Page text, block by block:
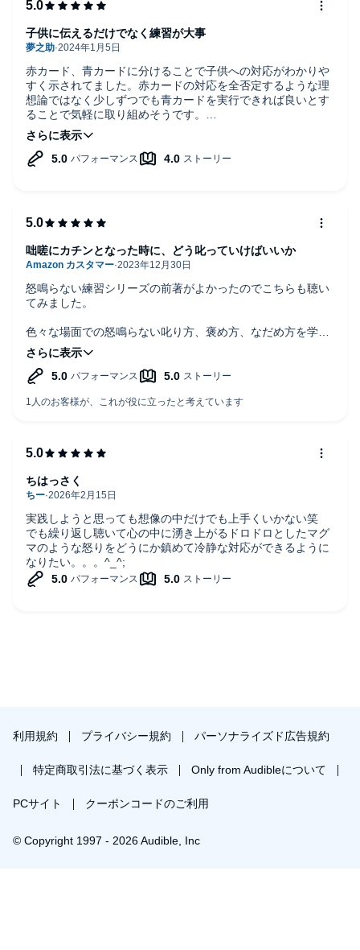
（「はじめに」より）
共感の声、続々！
・たくさんの子育て本を読んだ中で、一番効果がありました！
・子どもに毎日怒ってしまい、自己嫌悪になっていました。
・「時代のせい」「環境のせい」とか、「あなたは悪くない」
「むしろがんばっている」
そんな言葉たちに、ものすごく救われました。
・これは夫にも読んでもらいます！
した。
今までは子どもは空返事で、その後は怒鳴り声が響いていたの
に……。
・この本が母子手帳配布と同時くらいに手に入ったら、
世のママたちはもう少し楽になれるのに。
（前作『子どもも自分もラクになる どならない練習』お客様の声
より抜粋）
＜目次＞
ね」
４ 環境をつくる――キョリ・メセン・シゲキ
５ ほめる――「～できたね」
赤カード、青カードに分けることで子供への対応がわかりや
すく示されてました。赤カードの対応を全否定するような理
想論ではなく少しずつでも青カードを実行できれば良いとす
ることで気軽に取り組めそうです。
また、今まで代わりの行動を子供に伝えるだけで終わってし
まってましたが、実際に行動をその場で練習することも代わ
りの行動をしてもらうには大切ということを学びました。
子供に伝えるだけでなく練習が大事
怒鳴らない練習シリーズの前著がよかったのでこちらも聴い
てみました。
色々な場面での怒鳴らない叱り方、褒め方、なだめ方を学べ
るので参考になります。
日常よくある困った場面を想定した練習問題が沢山収録され
てくるのでいいですね。
やすかったです。
咄嗟にカチンとなった時に、どう叱っていけばいいか
実践しようと思っても想像の中だけでも上手くいかない笑
でも繰り返し聴いて心の中に湧き上がるドロドロとしたマグ
マのような怒りをどうにか鎮めて冷静な対応ができるように
なりたい。。。^_^;
ちはっさく
利用規約 プライバシー規約 パーソナライズド広告規約
特定商取引法に基づく表示 Only from Audibleについて
PCサイト クーポンコードのご利用
© Copyright 1997 - 2026 Audible, Inc